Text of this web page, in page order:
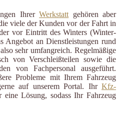
IhrerWerkstatt gehören aber
viele der Kunden vor der Fahrt in
vor Eintritt des Winters (Winter-
Angebot an Dienstleistungen rund
sehr umfangreich. Regelmäßige
von Verschleißteilen sowie die
von Fachpersonal ausgeführt.
Probleme mit Ihrem Fahrzeug
auf unserem Portal. Ihr Kfz-
eine Lösung, sodass Ihr Fahrzeug